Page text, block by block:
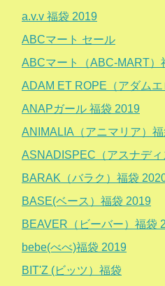
a.v.v 福袋 2019
ABCマート セール
ABCマート（ABC-MART）
ADAM ET ROPE（アダム
ANAPガール 福袋 2019
ANIMALIA（アニマリア）
ASNADISPEC（アスナデ
BARAK（バラク）福袋
BASE(ベース）福袋 2019
BEAVER（ビーバー）福袋
bebe(べべ)福袋 2019
BIT'Z (ビッツ）福袋